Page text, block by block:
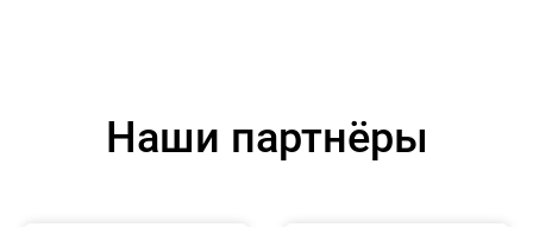
Наши партнёры